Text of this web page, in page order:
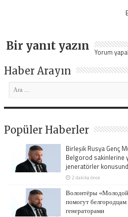
Bir yanıt yazın Yorum
Haber Arayın
Popüler Haberler
Birleşik Rusya Genç
Belgorod sakinlerine
jeneratörler
2 dakika önce
Волонтёры
помогут
генераторами